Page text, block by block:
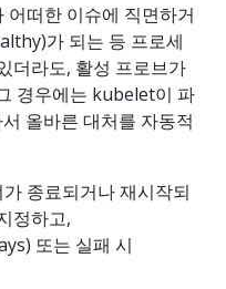
어떠한 이슈에 직면하거
가 되는 등 프로세
더라도, 활성 프로브가
경우에는 kubelet이 파
올바른 대처를 자동적
종료되거나 재시작되
정하고,
또는 실패 시